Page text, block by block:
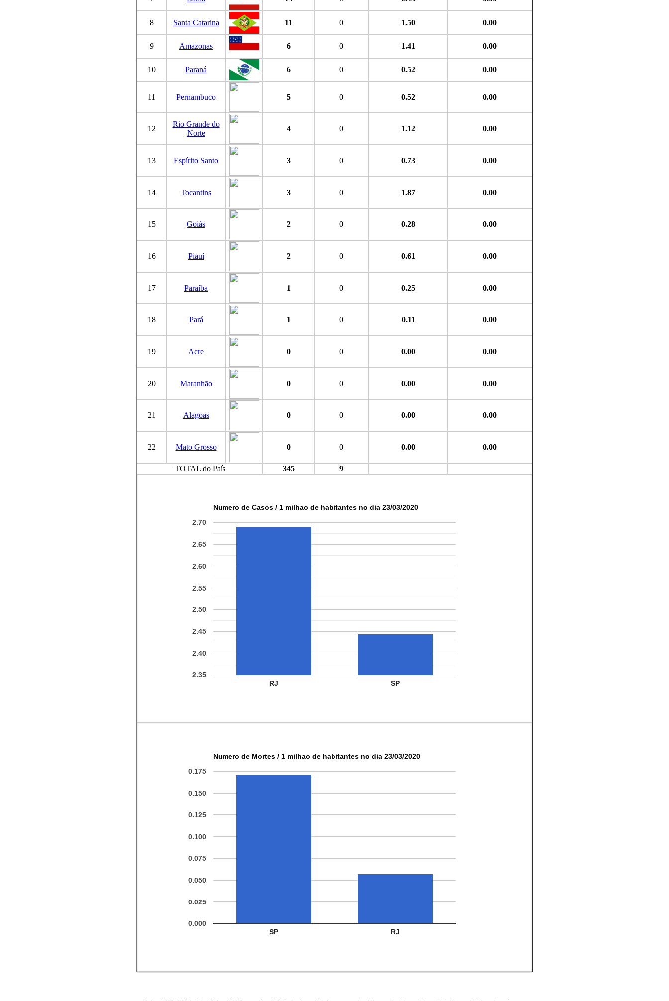
8 Santa Catarina 11 0 1.50 0.00
9 Amazonas 6 0 1.41 0.00
10 Paraná 6 0 0.52 0.00
11 Pernambuco 5 0 0.52 0.00
12
Rio Grande do
Norte
4 0 1.12 0.00
13 Espírito Santo 3 0 0.73 0.00
14 Tocantins 3 0 1.87 0.00
15 Goiás 2 0 0.28 0.00
16 Piauí 2 0 0.61 0.00
17 Paraíba 1 0 0.25 0.00
18 Pará 1 0 0.11 0.00
19 Acre 0 0 0.00 0.00
20 Maranhão 0 0 0.00 0.00
21 Alagoas 0 0 0.00 0.00
22 Mato Grosso 0 0 0.00 0.00
TOTAL do País 345 9
Numero de Casos / 1 milhao de habitantes no dia 23/03/2020
RJ SP
2.35
2.40
2.45
2.50
2.55
2.60
2.65
2.70
Numero de Mortes / 1 milhao de habitantes no dia 23/03/2020
SP RJ
0.000
0.025
0.050
0.075
0.100
0.125
0.150
0.175